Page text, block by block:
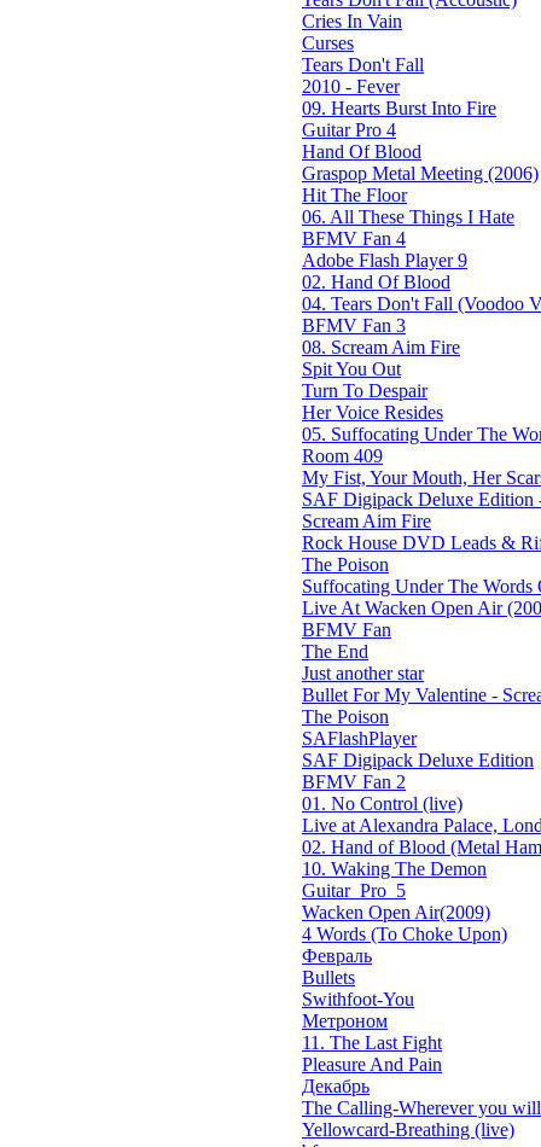
Cries In Vain
Curses
Tears Don't Fall
2010 - Fever
09. Hearts Burst Into Fire
Guitar Pro 4
Hand Of Blood
Graspop Metal Meeting (2006)
Hit The Floor
06. All These Things I Hate
BFMV Fan 4
Adobe Flash Player 9
02. Hand Of Blood
04. Tears Don't Fall (Voodoo
BFMV Fan 3
08. Scream Aim Fire
Spit You Out
Turn To Despair
Her Voice Resides
05. Suffocating Under The
Room 409
My Fist, Your Mouth, Her
SAF Digipack Deluxe Edition
Scream Aim Fire
Rock House DVD Leads &
The Poison
Suffocating Under The Words
Live At Wacken Open Air
BFMV Fan
The End
Just another star
Bullet For My Valentine -
The Poison
SAFlashPlayer
SAF Digipack Deluxe Edition
BFMV Fan 2
01. No Control (live)
Live at Alexandra Palace,
02. Hand of Blood (Metal
10. Waking The Demon
Guitar_Pro_5
Wacken Open Air(2009)
4 Words (To Choke Upon)
Февраль
Bullets
Swithfoot-You
Метроном
11. The Last Fight
Pleasure And Pain
Декабрь
The Calling-Wherever you
Yellowcard-Breathing (live)